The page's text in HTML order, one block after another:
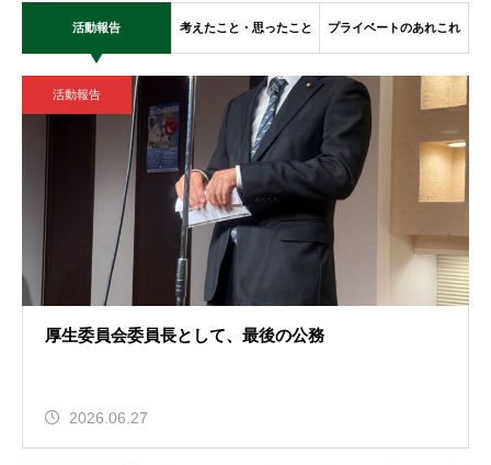
活動報告 考えたこと・思ったこと プライベートのあれこれ
活動報告
厚生委員会委員長として、最後の公務
2026.06.27